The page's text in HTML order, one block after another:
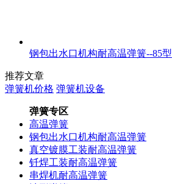
钢包出水口机构耐高温弹簧--85型
推荐文章
弹簧机价格 弹簧机设备
弹簧专区
高温弹簧
钢包出水口机构耐高温弹簧
真空镀膜工装耐高温弹簧
钎焊工装耐高温弹簧
串焊机耐高温弹簧